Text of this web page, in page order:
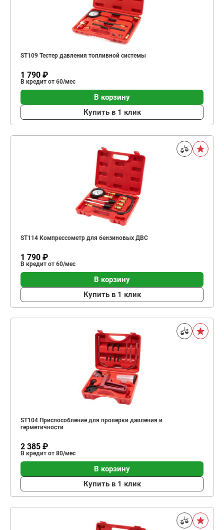
ST109 Тестер давления топливной системы
1 790 ₽
В кредит от 60/мес
В корзину
Купить в 1 клик
ST114 Компрессометр для бензиновых ДВС
1 790 ₽
В кредит от 60/мес
В корзину
Купить в 1 клик
ST104 Приспособление для проверки давления и
герметичности
2 385 ₽
В кредит от 80/мес
В корзину
Купить в 1 клик